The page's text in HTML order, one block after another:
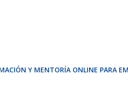
Y MENTORÍA ONLINE PARA